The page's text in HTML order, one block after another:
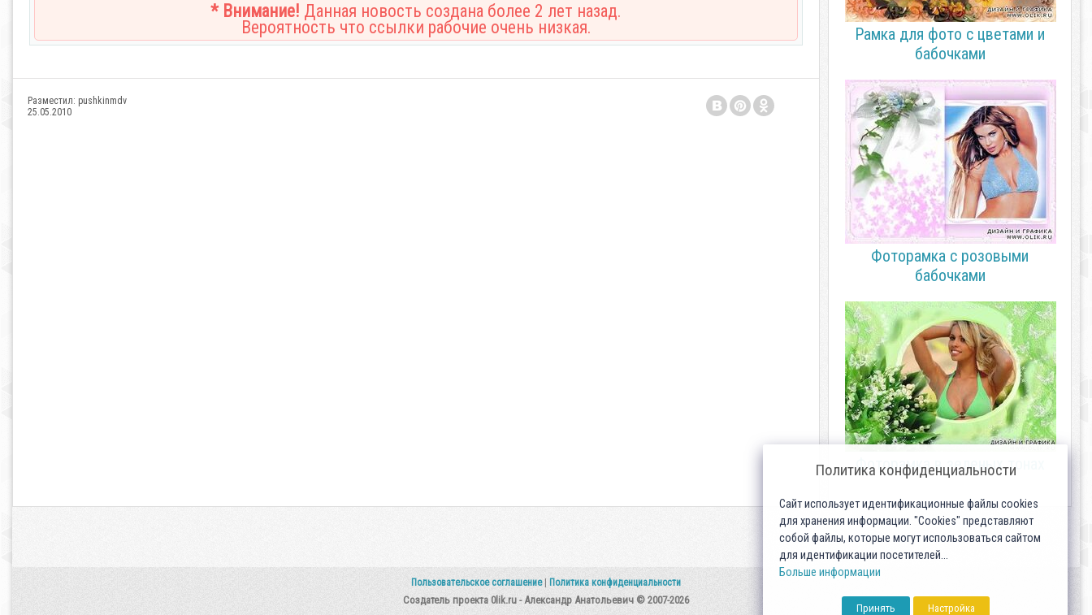
* Внимание! Данная новость создана более 2 лет назад.
Вероятность что ссылки рабочие очень низкая.
Разместил: pushkinmdv
25.05.2010
Рамка для фото с цветами и
бабочками
Фоторамка с розовыми
бабочками
Фоторамка в зеленых тонах
Пользовательское соглашение Политика конфиденциальности
Создатель проекта 0lik.ru - Александр Анатольевич © 2007-2026
Политика конфиденциальности
Сайт использует идентификационные файлы cookies
для хранения информации. "Cookies" представляют
собой файлы, которые могут использоваться сайтом
для идентификации посетителей...
Больше информации
Принять Настройка